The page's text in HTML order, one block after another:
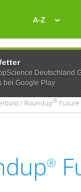
Deutschland
bei Google Play
A-Z
/ Roundup® Future
®